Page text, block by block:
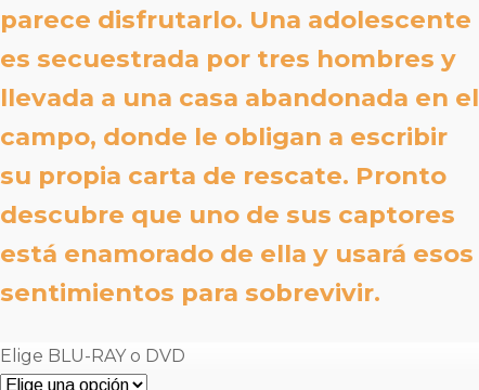
hasta
9,00€
parece disfrutarlo. Una adolescente
es secuestrada por tres hombres y
llevada a una casa abandonada en el
campo, donde le obligan a escribir
su propia carta de rescate. Pronto
descubre que uno de sus captores
está enamorado de ella y usará esos
sentimientos para sobrevivir.
Elige BLU-RAY o DVD